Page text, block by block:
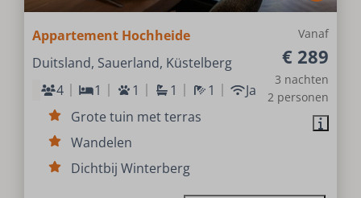
Vanaf
€ 289
3 nachten
2 personen
Appartement Hochheide
Duitsland, Sauerland, Küstelberg
4
1 1 1 1
Ja
Grote tuin met terras
Wandelen
Dichtbij Winterberg